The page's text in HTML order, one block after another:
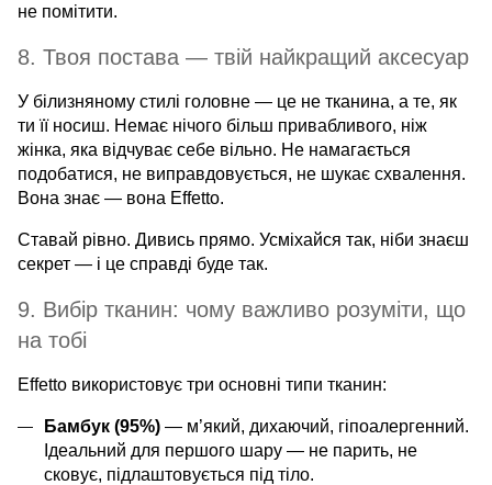
не помітити.
8. Твоя постава — твій найкращий аксесуар
У білизняному стилі головне — це не тканина, а те, як
ти її носиш. Немає нічого більш привабливого, ніж
жінка, яка відчуває себе вільно. Не намагається
подобатися, не виправдовується, не шукає схвалення.
Вона знає — вона Effetto.
Ставай рівно. Дивись прямо. Усміхайся так, ніби знаєш
секрет — і це справді буде так.
9. Вибір тканин: чому важливо розуміти, що
на тобі
Effetto використовує три основні типи тканин:
Бамбук (95%) — м’який, дихаючий, гіпоалергенний.
Ідеальний для першого шару — не парить, не
сковує, підлаштовується під тіло.